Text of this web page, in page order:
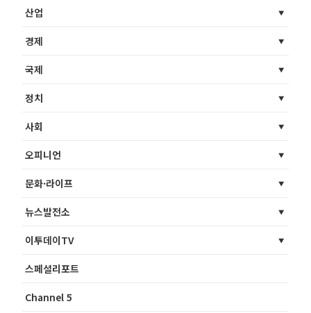
산업
경제
국제
정치
사회
오피니언
문화·라이프
뉴스발전소
이투데이TV
스페셜리포트
Channel 5